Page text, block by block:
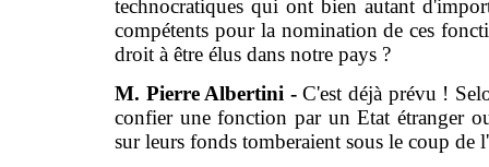
technocratiques qui ont bien autant
compétents pour la nomination de ces
droit à être élus dans notre pays ?
M. Pierre Albertini -C'est déjà prévu !
confier une fonction par un Etat étranger
sur leurs fonds tomberaient sous le coup de